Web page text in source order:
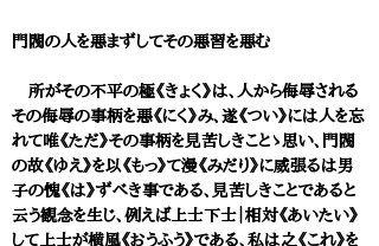
門閥の人を悪まずしてその悪習を悪む
所がその不平の極《きょく》は、人から侮辱される
その侮辱の事柄を悪《にく》み、遂《つい》には人を忘
れて唯《ただ》その事柄を見苦しきことゝ思い、門閥
の故《ゆえ》を以《もっ》て漫《みだり》に威張るは男
子の愧《は》ずべき事である、見苦しきことであると
云う観念を生じ、例えば上士下士｜相対《あいたい》
して上士が横風《おうふう》である、私は之《これ》を